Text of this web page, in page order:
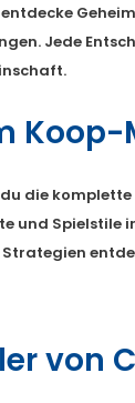
Jede
Koop-
die
und Spielstile
von